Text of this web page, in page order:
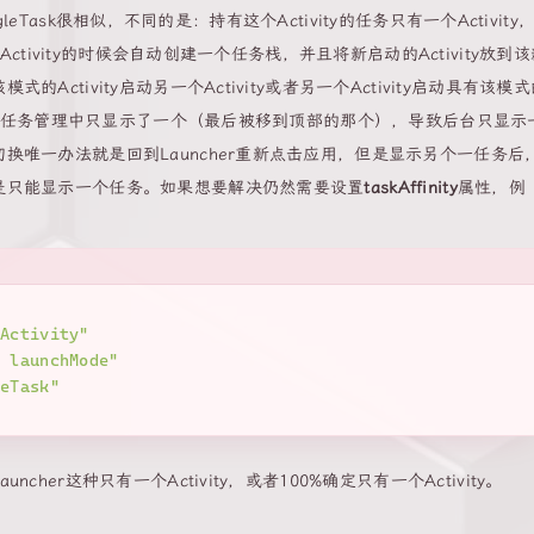
很相似，不同的是：持有这个Activity的任务只有一个Activity
的时候会自动创建一个任务栈，并且将新启动的Activity放到该
模式的Activity启动另一个Activity或者另一个Activity启动具有该模式
务管理中只显示了一个（最后被移到顶部的那个），导致后台只显示
唯一办法就是回到Launcher重新点击应用，但是显示另个一任务后
能显示一个任务。如果想要解决仍然需要设置taskAffinity属性，例
这种只有一个Activity，或者100%确定只有一个Activity。